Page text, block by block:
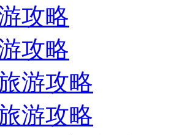
攻略
攻略
游攻略
游攻略